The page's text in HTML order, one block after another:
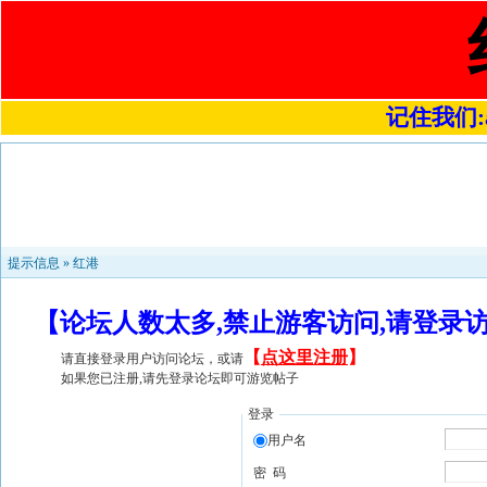
记住我们
提示信息 » 红港
【论坛人数太多,禁止游客访问,请登
请直接登录用户访问论坛，或请 【 点这里注册】
如果您已注册,请先登录论坛即可游览帖子
登录
用户名
密 码